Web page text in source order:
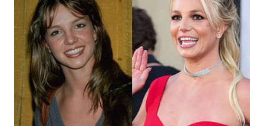
WN
PRIANGAN
TIMUR
WN
SEMARANG
WN
SOLO